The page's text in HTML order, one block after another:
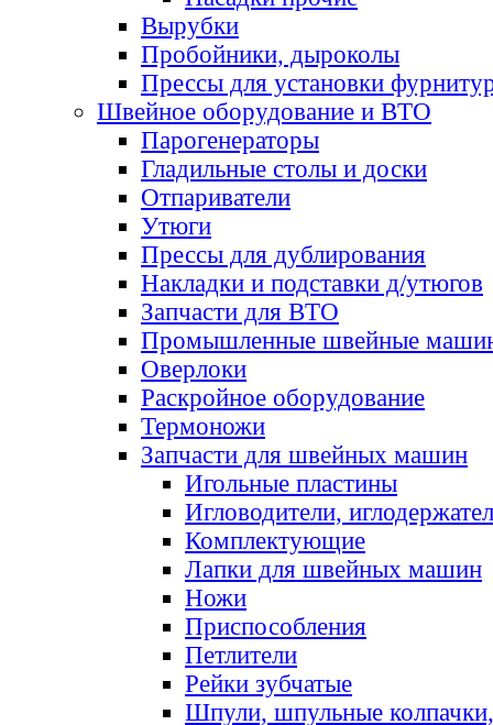
Вырубки
Пробойники, дыроколы
Прессы для установки
Швейное оборудование и ВТО
Парогенераторы
Гладильные столы и доски
Отпариватели
Утюги
Прессы для дублирования
Накладки и подставки д/утюгов
Запчасти для ВТО
Промышленные швейные
Оверлоки
Раскройное оборудование
Термоножи
Запчасти для швейных машин
Игольные пластины
Игловодители,
Комплектующие
Лапки для швейных машин
Ножи
Приспособления
Петлители
Рейки зубчатые
Шпули, шпульные